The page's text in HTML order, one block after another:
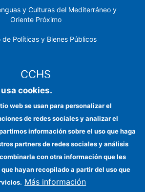
y Culturas del Mediterráneo y
Oriente Próximo
de Políticas y Bienes Públicos
CCHS
institucional
Ayudas FEDER
financiadores
cookies.
web se usan para personalizar el
de redes sociales y analizar el
información sobre el uso que haga
partners de redes sociales y análisis
con otra información que les
hayan recopilado a partir del uso que
Más información